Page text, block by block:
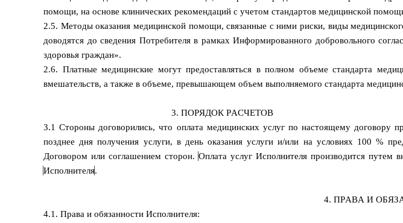
помощи, на основе клинических рекомендаций с учетом стандартов медицинской
2.5. Методы оказания медицинской помощи, связанные с ними риски, виды
доводятся до сведения Потребителя в рамках Информированного добровольного
здоровья граждан».
2.6. Платные медицинские могут предоставляться в полном объеме стандарта
вмешательств, а также в объеме, превышающем объем выполняемого стандарта
3. ПОРЯДОК РАСЧЕТОВ
3.1 Стороны договорились, что оплата медицинских услуг по настоящему договору
позднее дня получения услуги, в день оказания услуги и/или на условиях 100 %
Договором или соглашением сторон. Оплата услуг Исполнителя производится путем
Исполнителя.
4. ПРАВА И
4.1. Права и обязанности Исполнителя: